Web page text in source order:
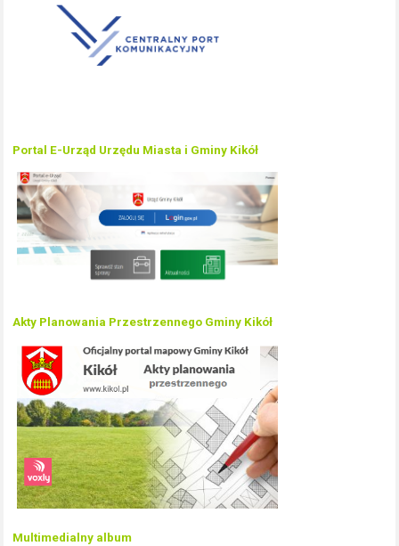
Portal E-Urząd Urzędu Miasta i Gminy Kikół
Akty Planowania Przestrzennego Gminy Kikół
Multimedialny album